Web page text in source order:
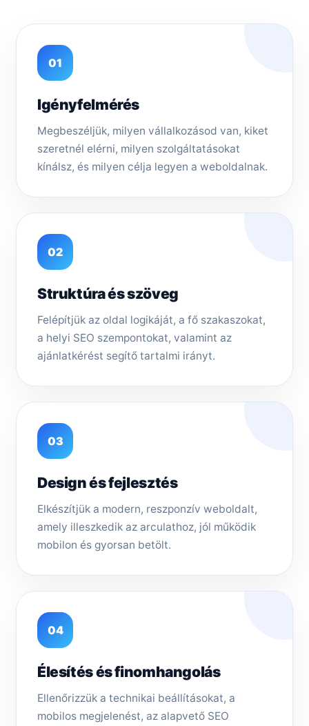
01
Igényfelmérés
Megbeszéljük, milyen vállalkozásod van, kiket
szeretnél elérni, milyen szolgáltatásokat
kínálsz, és milyen célja legyen a weboldalnak.
02
Struktúra és szöveg
Felépítjük az oldal logikáját, a fő szakaszokat,
a helyi SEO szempontokat, valamint az
ajánlatkérést segítő tartalmi irányt.
03
Design és fejlesztés
Elkészítjük a modern, reszponzív weboldalt,
amely illeszkedik az arculathoz, jól működik
mobilon és gyorsan betölt.
04
Élesítés és finomhangolás
Ellenőrizzük a technikai beállításokat, a
mobilos megjelenést, az alapvető SEO